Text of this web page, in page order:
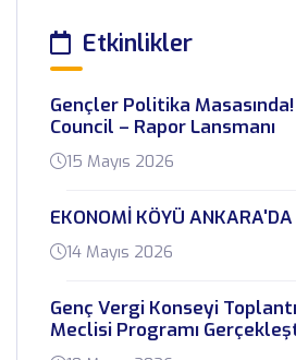
Genç Vergi Konseyi’nde İkinci
Katılım ve Politika Önerileri
14 Şubat 2026
Medya Okuryazarlığı
Medya Okuryazarlığı Gençlik
19 Ocak 2026
NEXTTECH Projemiz
Next Generation Technology
Etkinlikler
Gençler Politika
Council – Rapor Lansmanı
15 Mayıs 2026
EKONOMİ KÖYÜ
14 Mayıs 2026
Genç Vergi Konseyi
Meclisi Programı